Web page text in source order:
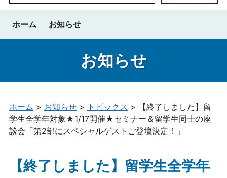
ビ
現
役
の
イ
ン
理系プロジェクトとは
イベント情報
参画一覧（企業・大学・団体）
ホーム お知らせ
お知らせ
ホーム > お知らせ > トピックス >
【終了しました】留
学生全学年対象★1/17開催★セミナー＆留学生同士の座
談会「第2部にスペシャルゲストご登壇決定！」
【終了しました】留学生全学年